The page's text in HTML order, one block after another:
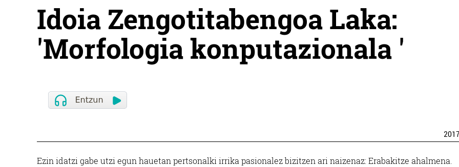
Idoia Zengotitabengoa Laka:
'Morfologia konputazionala '
Ezin idatzi gabe utzi egun hauetan pertsonalki irrika pasionalez bizitzen ari naizenaz: Erabakitze ahalmena.